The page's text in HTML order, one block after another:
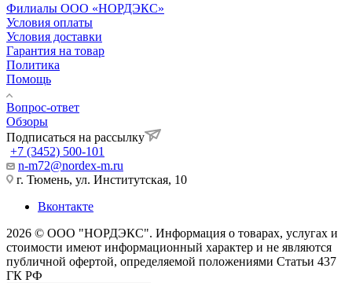
Филиалы ООО «НОРДЭКС»
Условия оплаты
Условия доставки
Гарантия на товар
Политика
Помощь
Вопрос-ответ
Обзоры
Подписаться на рассылку
+7 (3452) 500-101
n-m72@nordex-m.ru
г. Тюмень, ул. Институтская, 10
Вконтакте
2026 © ООО "НОРДЭКС". Информация о товарах, услугах и
стоимости имеют информационный характер и не являются
публичной офертой, определяемой положениями Статьи 437
ГК РФ